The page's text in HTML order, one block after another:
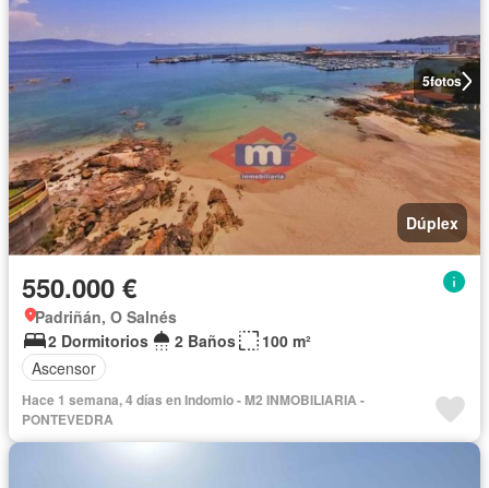
5fotos
Dúplex
550.000 €
Padriñán, O Salnés
2 Dormitorios
2 Baños
100 m²
Ascensor
Hace 1 semana, 4 días en Indomio - M2 INMOBILIARIA -
PONTEVEDRA